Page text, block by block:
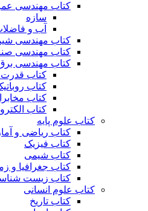
کتاب مهندسی
سازه
آب و
کتاب مهندسی
کتاب مهندسی
کتاب مهندسی
کتاب قدرت
کتاب
کتاب
کتاب
کتاب علوم پایه
کتاب ریاضی و آمار
کتاب فیزیک
کتاب شیمی
کتاب جغرافیا و
کتاب زیست
کتاب علوم انسانی
کتاب تاریخ